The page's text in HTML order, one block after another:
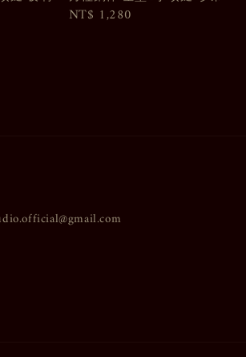
Regular
NT$ 1,280